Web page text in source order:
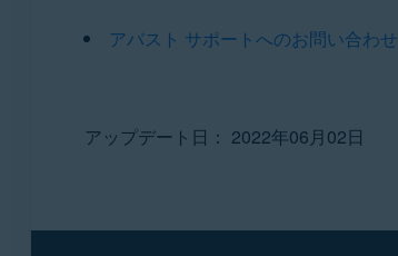
アバスト サポートへのお問い合わせ
アップデート日： 2022年06月02日